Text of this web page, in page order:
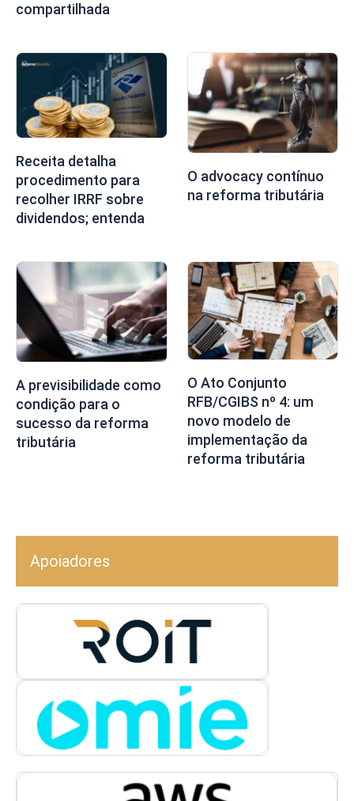
compartilhada
Receita detalha
procedimento para
recolher IRRF sobre
dividendos; entenda
O advocacy contínuo
na reforma tributária
A previsibilidade como
condição para o
sucesso da reforma
tributária
O Ato Conjunto
RFB/CGIBS nº 4: um
novo modelo de
implementação da
reforma tributária
Apoiadores